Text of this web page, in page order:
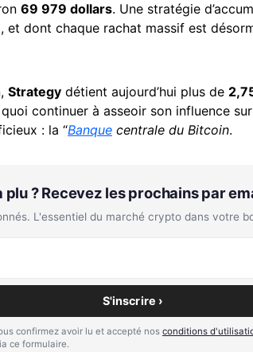
69 979 dollars. Une stratégie
et dont chaque rachat massif est
Strategy détient aujourd’hui plus de
continuer à asseoir son influence
: la “Banque centrale du Bitcoin.
? Recevez les prochains par
L'essentiel du marché crypto dans votre
S'inscrire ›
confirmez avoir lu et accepté nos conditions
ce formulaire.